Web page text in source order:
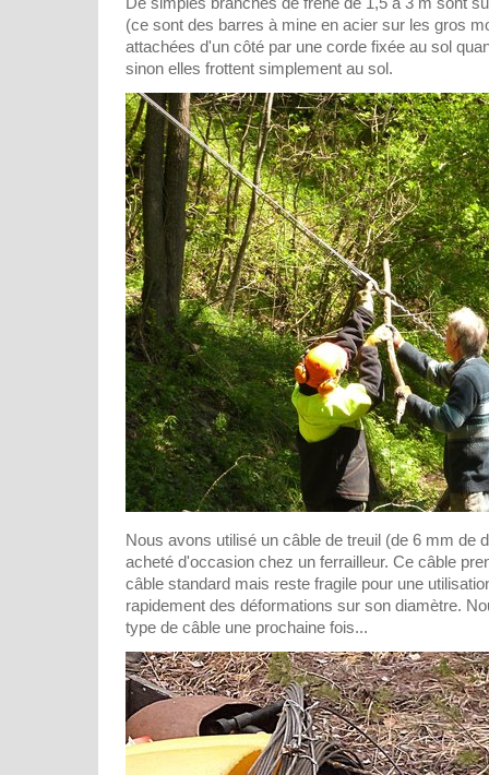
(ce sont des barres à mine en acier sur les gros
attachées d'un côté par une corde fixée au sol
sinon elles frottent simplement au sol.
Nous avons utilisé un câble de treuil (de 6 mm de
acheté d'occasion chez un ferrailleur. Ce câble
câble standard mais reste fragile pour une
rapidement des déformations sur son diamètre.
type de câble une prochaine fois...